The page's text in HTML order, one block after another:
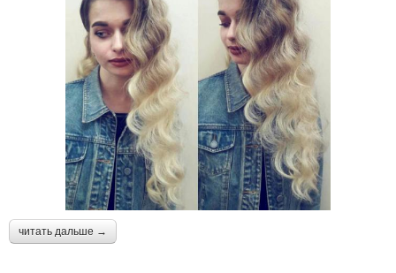
читать дальше →